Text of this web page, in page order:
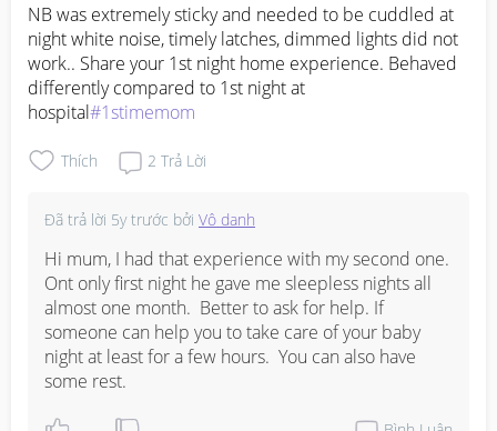
NB was extremely sticky and needed to be cuddled at
night white noise, timely latches, dimmed lights did not
work.. Share your 1st night home experience. Behaved
differently compared to 1st night at
hospital#1stimemom
Thích 2 Trả Lời
Đã trả lời 5y trước bởi Vô danh
Hi mum, I had that experience with my second one.
Ont only first night he gave me sleepless nights all
almost one month.  Better to ask for help. If
someone can help you to take care of your baby
night at least for a few hours.  You can also have
some rest.